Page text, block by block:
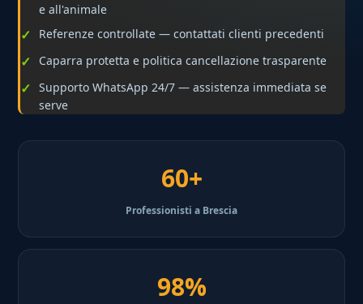
e all'animale
Referenze controllate — contattati clienti precedenti
Caparra protetta e politica cancellazione trasparente
Supporto WhatsApp 24/7 — assistenza immediata se
serve
60+
Professionisti a Brescia
98%